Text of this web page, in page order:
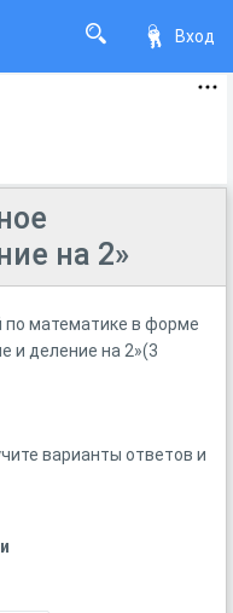
Вход
на 2»
по математике в форме
и деление на 2»(3
варианты ответов и